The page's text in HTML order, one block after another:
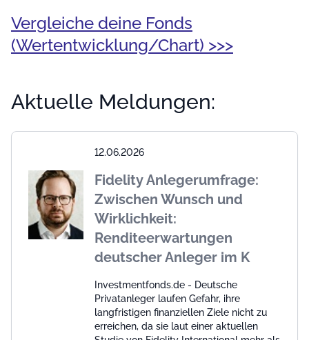
Vergleiche deine Fonds
(Wertentwicklung/Chart) >>>
Aktuelle Meldungen:
12.06.2026
Fidelity Anlegerumfrage:
Zwischen Wunsch und
Wirklichkeit:
Renditeerwartungen
deutscher Anleger im K
Investmentfonds.de - Deutsche
Privatanleger laufen Gefahr, ihre
langfristigen finanziellen Ziele nicht zu
erreichen, da sie laut einer aktuellen